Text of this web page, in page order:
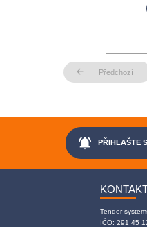
arrow_back Předchozí
notifications_active PŘIHLAŠTE
Tender
IČO: 291 45